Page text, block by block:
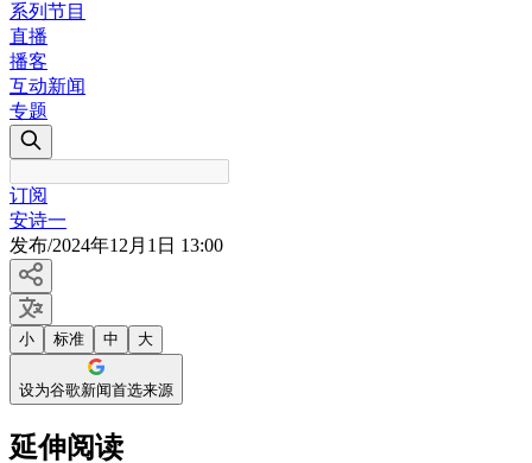
系列节目
直播
播客
互动新闻
专题
订阅
安诗一
发布/2024年12月1日 13:00
小 标准 中 大
设为谷歌新闻首选来源
延伸阅读